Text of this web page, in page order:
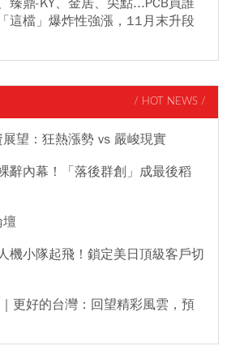
這檔」爆炸性強漲，11月末升段
/ HOT NEWS /
望：狂熱漲勢 vs 嚴峻現實
辭內幕！「落後群創」成最後稻
機小隊起飛！鎖定美日頂級客戶切
更好的台灣：回望精彩風雲，預